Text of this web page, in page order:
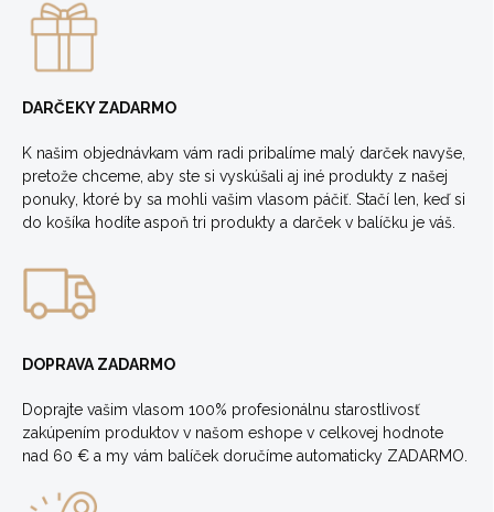
DARČEKY ZADARMO
K našim objednávkam vám radi pribalíme malý darček navyše,
pretože chceme, aby ste si vyskúšali aj iné produkty z našej
ponuky, ktoré by sa mohli vašim vlasom páčiť. Stačí len, keď si
do košíka hodíte aspoň tri produkty a darček v balíčku je váš.
DOPRAVA ZADARMO
Doprajte vašim vlasom 100% profesionálnu starostlivosť
zakúpením produktov v našom eshope v celkovej hodnote
nad 60 € a my vám balíček doručíme automaticky ZADARMO.